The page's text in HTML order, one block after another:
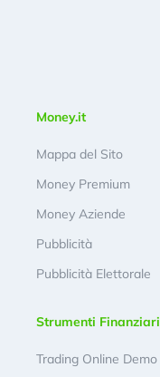
Money.it
Mappa del Sito
Money Premium
Money Aziende
Pubblicità
Pubblicità Elettorale
Strumenti Finanziari
Trading Online Demo